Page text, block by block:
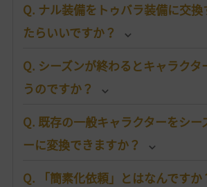
Q. ナル装備をトゥバラ装備に交
たらいいですか？
Q. シーズンが終わるとキャラクタ
うのですか？
Q. 既存の一般キャラクターをシー
ーに変換できますか？
Q. 「簡素化依頼」とはなんですか